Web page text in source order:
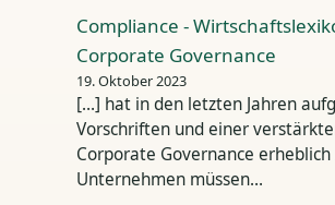
Compliance -
Corporate Governance
19. Oktober 2023
[…] hat in den letzten Jahren
Vorschriften und einer
Corporate Governance
Unternehmen müssen…